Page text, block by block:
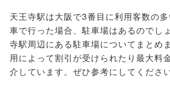
天王寺駅は大阪で3番目に利用客数の
車で行った場合、駐車場はあるのでし
寺駅周辺にある駐車場についてまとめ
用によって割引が受けられたり最大料
介しています。ぜひ参考にしてください